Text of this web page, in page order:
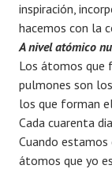
inspiración,
hacemos con la
A nivel atómico
Los átomos que
pulmones son
los que forman
Cada cuarenta
Cuando
átomos que yo